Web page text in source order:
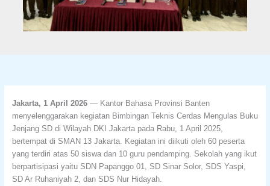
Jakarta, 1 April 2026— Kantor Bahasa Provinsi Banten
menyelenggarakan kegiatan Bimbingan Teknis Cerdas Mengulas Buku
Jenjang SD di Wilayah DKI Jakarta pada Rabu, 1 April 2025,
bertempat di SMAN 13 Jakarta. Kegiatan ini diikuti oleh 60 peserta
yang terdiri atas 50 siswa dan 10 guru pendamping. Sekolah yang ikut
berpartisipasi yaitu SDN Papanggo 01, SD Sinar Solor, SDS Yaspi,
SD Ar Ruhaniyah 2, dan SDS Nur Hidayah.